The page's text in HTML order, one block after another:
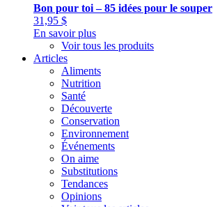
Bon pour toi – 85 idées pour le souper
31,95 $
En savoir plus
Voir tous les produits
Articles
Aliments
Nutrition
Santé
Découverte
Conservation
Environnement
Événements
On aime
Substitutions
Tendances
Opinions